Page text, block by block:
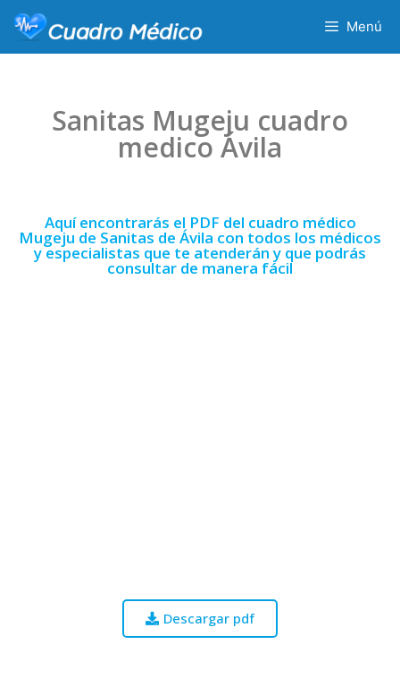
Menú
Sanitas Mugeju cuadro
medico Ávila
Aquí encontrarás el PDF del cuadro médico
Mugeju de Sanitas de Ávila con todos los médicos
y especialistas que te atenderán y que podrás
consultar de manera fácil
Descargar pdf